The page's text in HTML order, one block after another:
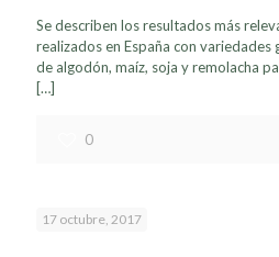
Se describen los resultados más
realizados en España con
de algodón, maíz, soja y remolacha
[…]
0
17 octubre, 2017